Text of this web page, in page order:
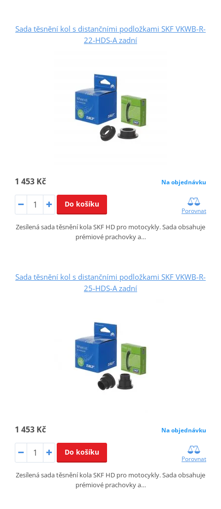
Sada těsnění kol s distančními podložkami SKF VKWB-R-
22-HDS-A zadní
1 453 Kč Na objednávku
Do košíku
Porovnat
Zesílená sada těsnění kola SKF HD pro motocykly. Sada obsahuje
prémiové prachovky a…
Sada těsnění kol s distančními podložkami SKF VKWB-R-
25-HDS-A zadní
1 453 Kč Na objednávku
Do košíku
Porovnat
Zesílená sada těsnění kola SKF HD pro motocykly. Sada obsahuje
prémiové prachovky a…